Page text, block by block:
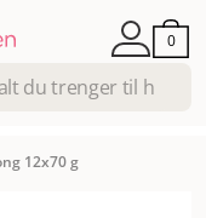
0
12x70 g